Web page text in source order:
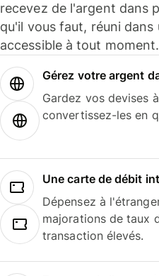
recevez de l'argent dans
qu'il vous faut, réuni dans
accessible à tout moment.
Gérez votre argent
Gardez vos devises
convertissez-les en
Une carte de débit
Dépensez à
majorations de taux
transaction élevés.